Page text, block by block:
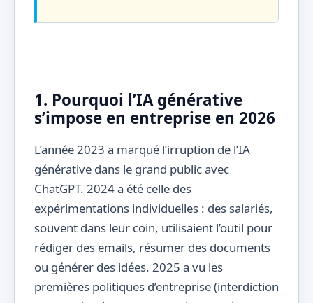
1. Pourquoi l’IA générative
s’impose en entreprise en 2026
L’année 2023 a marqué l’irruption de l’IA
générative dans le grand public avec
ChatGPT. 2024 a été celle des
expérimentations individuelles : des salariés,
souvent dans leur coin, utilisaient l’outil pour
rédiger des emails, résumer des documents
ou générer des idées. 2025 a vu les
premières politiques d’entreprise (interdiction